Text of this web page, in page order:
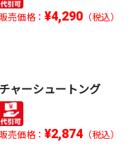
販売価格： ¥4,290 （税込）
チャーシュートング
販売価格： ¥2,874 （税込）